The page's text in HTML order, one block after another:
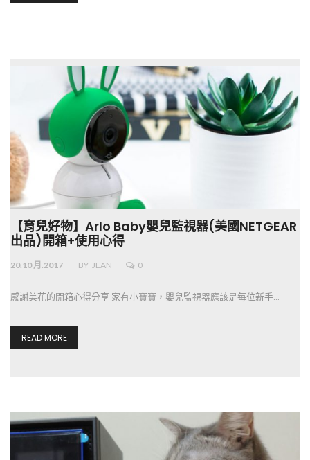
【育兒好物】Arlo Baby嬰兒監視器(美國NETGEAR
出品)開箱+使用心得
20.10 月.2017 BY JEAN 0
感謝美花的開箱心得分享 家有小寶寶，嬰兒監視器應該是每位新手…
READ MORE